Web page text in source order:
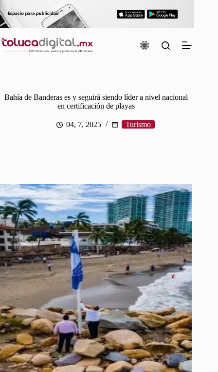
Saltar
al
contenido
Bahía de Banderas es y seguirá siendo líder a nivel nacional
en certificación de playas
04, 7, 2025 Turismo